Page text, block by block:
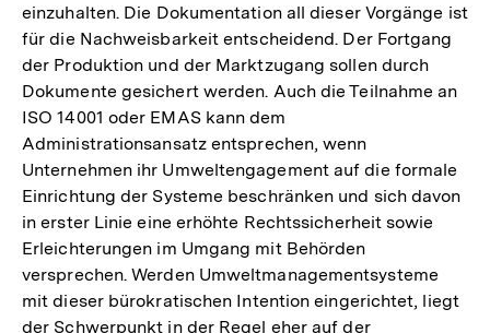
einzuhalten. Die Dokumentation all dieser Vorgänge ist
für die Nachweisbarkeit entscheidend. Der Fortgang
der Produktion und der Marktzugang sollen durch
Dokumente gesichert werden. Auch die Teilnahme an
ISO 14001 oder EMAS kann dem
Administrationsansatz entsprechen, wenn
Unternehmen ihr Umweltengagement auf die formale
Einrichtung der Systeme beschränken und sich davon
in erster Linie eine erhöhte Rechtssicherheit sowie
Erleichterungen im Umgang mit Behörden
versprechen. Werden Umweltmanagementsysteme
mit dieser bürokratischen Intention eingerichtet, liegt
der Schwerpunkt in der Regel eher auf der